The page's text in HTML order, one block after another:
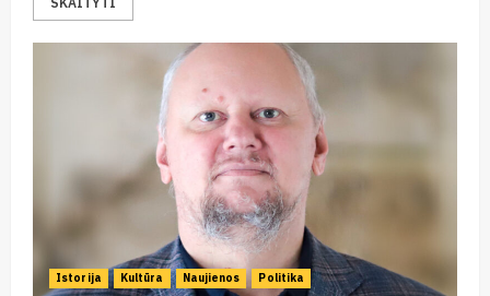
Istorija Kultūra Naujienos Politika